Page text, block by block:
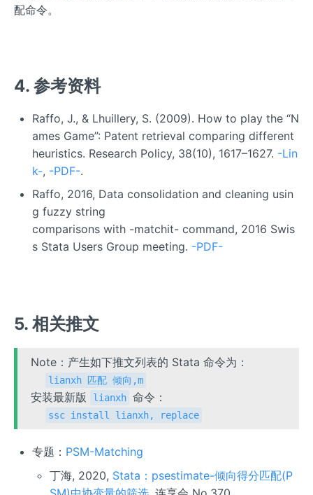
配命令。
4. 参考资料
Raffo, J., & Lhuillery, S. (2009). How to play the “N
ames Game”: Patent retrieval comparing different
heuristics. Research Policy, 38(10), 1617–1627. -Lin
k-, -PDF-.
Raffo, 2016, Data consolidation and cleaning usin
g fuzzy string
comparisons with -matchit- command, 2016 Swis
s Stata Users Group meeting. -PDF-
5. 相关推文
Note：产生如下推文列表的 Stata 命令为：
lianxh 匹配 倾向,m
安装最新版 lianxh 命令：
ssc install lianxh, replace
专题： PSM-Matching
丁海, 2020, Stata：psestimate-倾向得分匹配(P